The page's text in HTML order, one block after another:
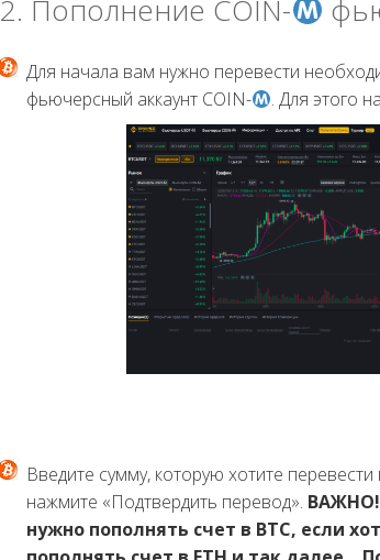
2. Пополнение COIN-
Для начала вам нужно перевести
фьючерсный аккаунт COIN-
. Для этого
Введите сумму, которую хотите
нажмите «Подтвердить перевод». ВАЖНО!
нужно пополнять счет в BTC, если